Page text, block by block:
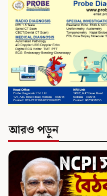
আরও পড়ুন